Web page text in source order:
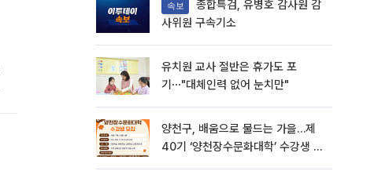
속보
사위원 구속기소
유치원 교사 절반은 휴가도 포
기⋯"대체인력 없어 눈치만"
양천구, 배움으로 물드는 가을…제
40기 ‘양천장수문화대학’ 수강생 모